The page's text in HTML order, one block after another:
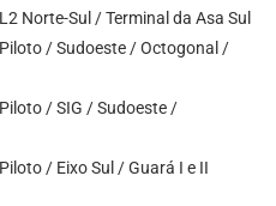
Norte-Sul / Terminal da Asa Sul
/ Sudoeste / Octogonal /
/ SIG / Sudoeste /
/ Eixo Sul / Guará I e II